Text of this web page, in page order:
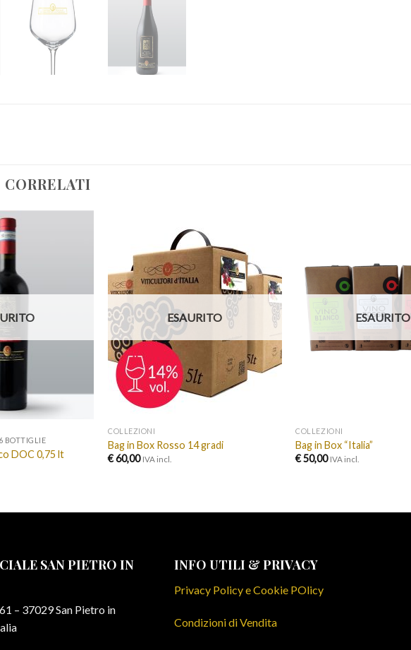
BOTTIGLIE
DOC 0,75 lt
ESAURITO
COLLEZIONI
Bag in Box Rosso 14 gradi
€60,00 IVA incl.
ESAURITO
COLLEZIONI
Bag in Box “Italia”
€50,00 IVA incl.
SAN PIETRO IN
– 37029 San Pietro in
INFO UTILI & PRIVACY
Privacy Policy e Cookie POlicy
Condizioni di Vendita